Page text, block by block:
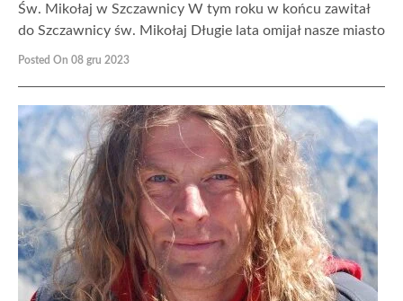
Św. Mikołaj w Szczawnicy W tym roku w końcu zawitał
do Szczawnicy św. Mikołaj Długie lata omijał nasze miasto
Posted On 08 gru 2023